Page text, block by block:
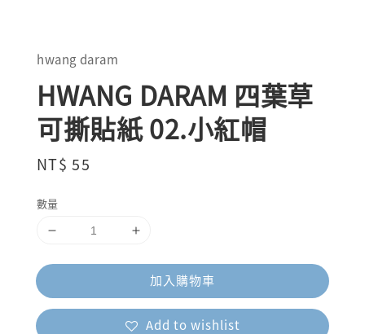
hwang daram
HWANG DARAM 四葉草
可撕貼紙 02.小紅帽
Regular
NT$ 55
數量
加入購物車
Add to wishlist